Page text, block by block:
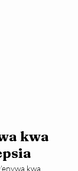
kwa
kwa